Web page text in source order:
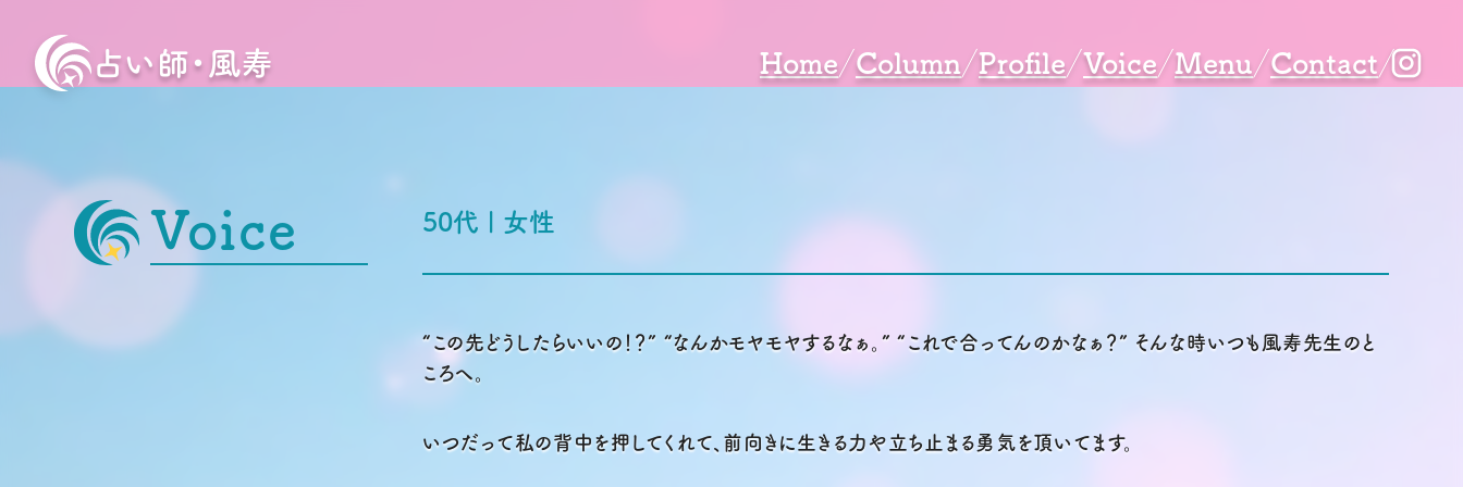
占い師・風寿 Home Column Profile Voice Menu Contact
Voice 50代 | 女性
“この先どうしたらいいの！？” “なんかモヤモヤするなぁ。” “これで合ってんのかなぁ？” そんな時いつも風寿先生のと
ころへ。
いつだって私の背中を押してくれて、前向きに生きる力や立ち止まる勇気を頂いてます。